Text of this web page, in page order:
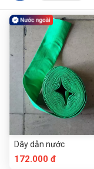
Dây dẫn nước
172.000 đ